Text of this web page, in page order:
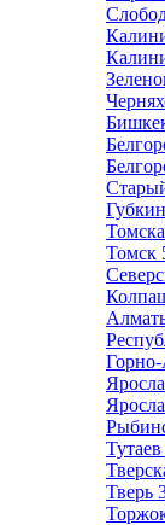
Губкин
Томск
Тутаев
Тверь